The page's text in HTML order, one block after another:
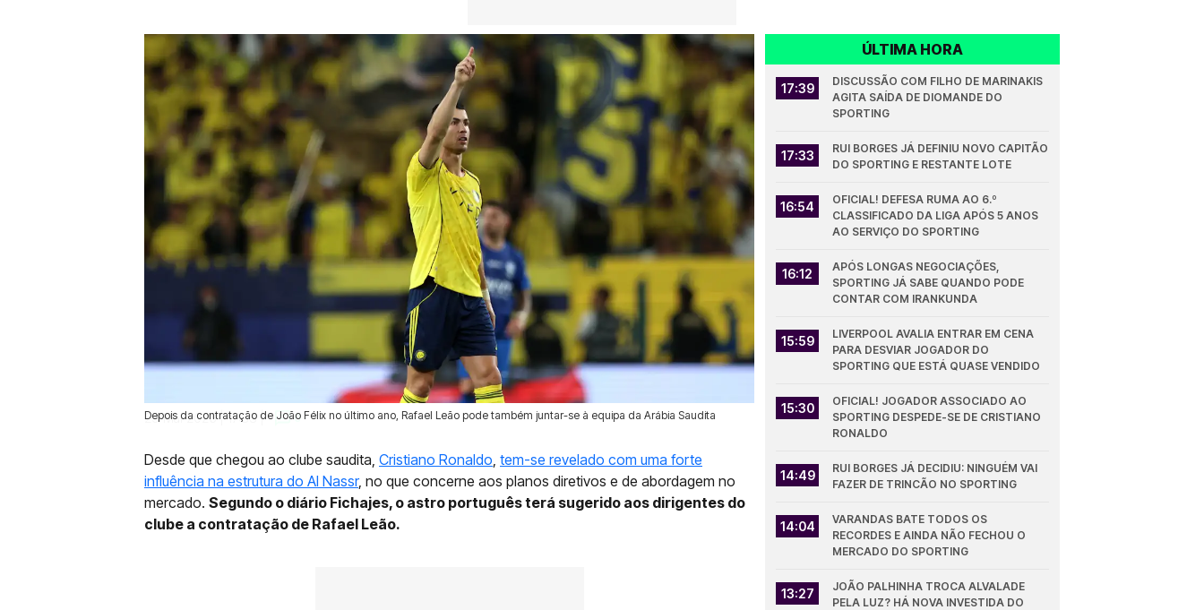
Depois da contratação de João Félix no último ano, Rafael Leão pode também juntar-se à equipa da Arábia Saudita
29 Mai 2026 | 17:33 | 0
Desde que chegou ao clube saudita, Cristiano Ronaldo tem-se revelado com uma forte
influência na estrutura do Al Nassr, no que concerne aos planos diretivos e de abordagem no
mercado. Segundo o diário Fichajes, o astro português terá sugerido aos dirigentes do
clube a contratação de Rafael Leão.
ÚLTIMA HORA
17:39
DISCUSSÃO COM FILHO DE MARINAKIS
AGITA SAÍDA DE DIOMANDE DO
SPORTING
17:33
RUI BORGES JÁ DEFINIU NOVO CAPITÃO
DO SPORTING E RESTANTE LOTE
16:54
OFICIAL! DEFESA RUMA AO 6.º
CLASSIFICADO DA LIGA APÓS 5 ANOS
AO SERVIÇO DO SPORTING
16:12
APÓS LONGAS NEGOCIAÇÕES,
SPORTING JÁ SABE QUANDO PODE
CONTAR COM IRANKUNDA
15:59
LIVERPOOL AVALIA ENTRAR EM CENA
PARA DESVIAR JOGADOR DO
SPORTING QUE ESTÁ QUASE VENDIDO
15:30
OFICIAL! JOGADOR ASSOCIADO AO
SPORTING DESPEDE-SE DE CRISTIANO
RONALDO
14:49
RUI BORGES JÁ DECIDIU: NINGUÉM VAI
FAZER DE TRINCÃO NO SPORTING
14:04
VARANDAS BATE TODOS OS
RECORDES E AINDA NÃO FECHOU O
MERCADO DO SPORTING
13:27
JOÃO PALHINHA TROCA ALVALADE
PELA LUZ? HÁ NOVA INVESTIDA DO